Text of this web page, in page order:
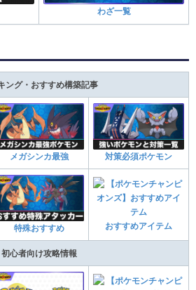
わざ一覧
ング・おすすめ構築記事
メガシンカ最強 対策必須ポケモン
特殊おすすめ おすすめアイテム
初心者向け攻略情報